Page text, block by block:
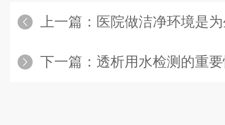
耐霉
QJ 990.14-
上一篇： 医院做洁净环境是
下一篇： 透析用水检测的重